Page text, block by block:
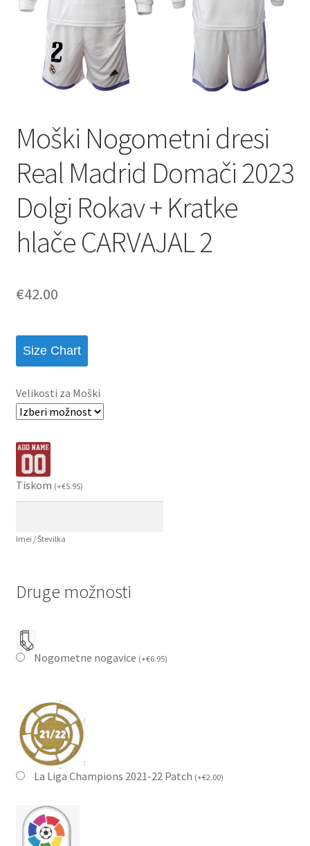
Moški Nogometni dresi
Real Madrid Domači 2023
Dolgi Rokav + Kratke
hlače CARVAJAL 2
€42.00
Size Chart
Velikosti za Moški
Tiskom (+€5.95)
Imei / Številka
Druge možnosti
Nogometne nogavice (+€6.95)
La Liga Champions 2021-22 Patch (+€2.00)